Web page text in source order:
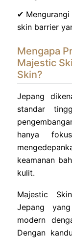
✔
skin barrier
Mengapa
Majestic
Skin?
Jepang
standar
hanya
keamanan
kulit.
Majestic
Jepang
modern
Dengan